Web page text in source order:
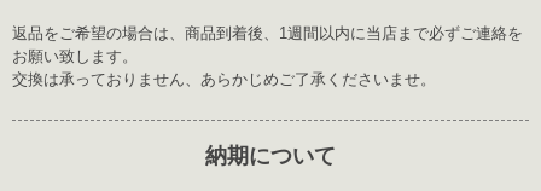
返品をご希望の場合は、商品到着後、1週間以内に当店まで必ずご連絡を
お願い致します。
交換は承っておりません、あらかじめご了承くださいませ。
納期について